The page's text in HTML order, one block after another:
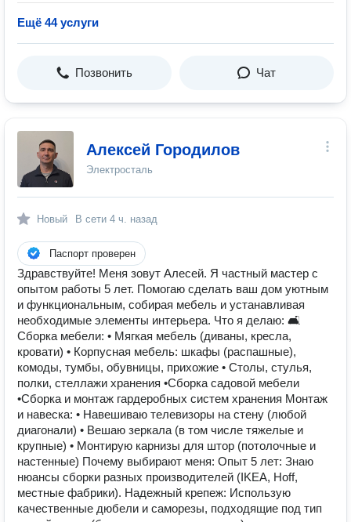
Ещё 44 услуги
Позвонить Чат
Алексей Городилов
Электросталь
Новый В сети 4 ч. назад
Паспорт проверен
Здравствуйте! Меня зовут Алесей. Я частный мастер с
опытом работы 5 лет. Помогаю сделать ваш дом уютным
и функциональным, собирая мебель и устанавливая
необходимые элементы интерьера. Что я делаю: 🛋
Сборка мебели: • Мягкая мебель (диваны, кресла,
кровати) • Корпусная мебель: шкафы (распашные),
комоды, тумбы, обувницы, прихожие • Столы, стулья,
полки, стеллажи хранения •Сборка садовой мебели
•Сборка и монтаж гардеробных систем хранения Монтаж
и навеска: • Навешиваю телевизоры на стену (любой
диагонали) • Вешаю зеркала (в том числе тяжелые и
крупные) • Монтирую карнизы для штор (потолочные и
настенные) Почему выбирают меня: Опыт 5 лет: Знаю
нюансы сборки разных производителей (IKEA, Hoff,
местные фабрики). Надежный крепеж: Использую
качественные дюбели и саморезы, подходящие под тип